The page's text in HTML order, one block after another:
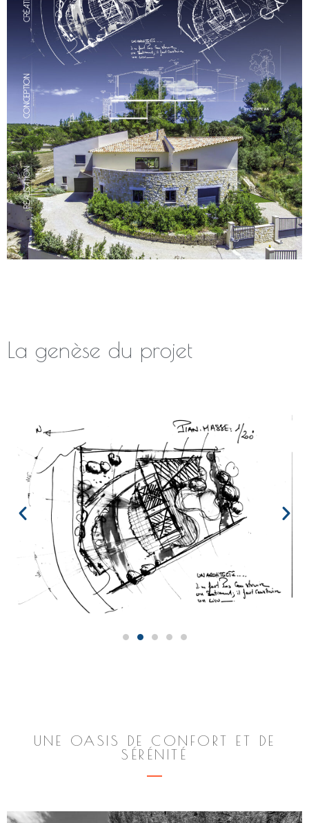
La genèse du projet
UNE OASIS DE CONFORT ET DE
SÉRÉNITÉ